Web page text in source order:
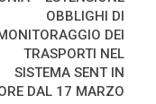
OBBLIGHI DI
DEI
TRASPORTI NEL
SISTEMA SENT IN
DAL 17 MARZO